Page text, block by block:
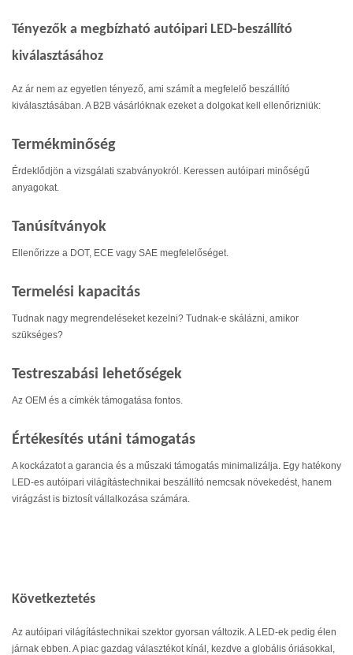
Tényezők a megbízható autóipari LED-beszállító
kiválasztásához
Az ár nem az egyetlen tényező, ami számít a megfelelő beszállító
kiválasztásában. A B2B vásárlóknak ezeket a dolgokat kell ellenőrizniük:
Termékminőség
Érdeklődjön a vizsgálati szabványokról. Keressen autóipari minőségű
anyagokat.
Tanúsítványok
Ellenőrizze a DOT, ECE vagy SAE megfelelőséget.
Termelési kapacitás
Tudnak nagy megrendeléseket kezelni? Tudnak-e skálázni, amikor
szükséges?
Testreszabási lehetőségek
Az OEM és a címkék támogatása fontos.
Értékesítés utáni támogatás
A kockázatot a garancia és a műszaki támogatás minimalizálja. Egy hatékony
LED-es autóipari világítástechnikai beszállító nemcsak növekedést, hanem
virágzást is biztosít vállalkozása számára.
Következtetés
Az autóipari világítástechnikai szektor gyorsan változik. A LED-ek pedig élen
járnak ebben. A piac gazdag választékot kínál, kezdve a globális óriásokkal,